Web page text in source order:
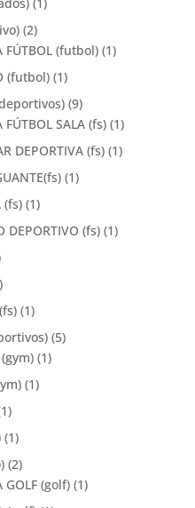
(2)
FÚTBOL (futbol) (1)
(futbol) (1)
(9)
FÚTBOL SALA (fs) (1)
DEPORTIVA (fs) (1)
(1)
(fs) (1)
DEPORTIVO (fs) (1)
(1)
(5)
(gym) (1)
(1)
(1)
(2)
GOLF (golf) (1)